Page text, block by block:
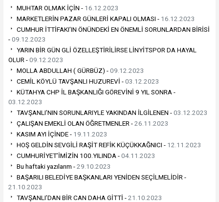
MUHTAR OLMAK İÇİN - 16.12.2023
MARKETLERİN PAZAR GÜNLERİ KAPALI OLMASI - 16.12.2023
CUMHUR İTTİFAKI’IN ÖNÜNDEKİ EN ÖNEMLİ SORUNLARDAN BİRİSİ
-09.12.2023
YARIN BİR GÜN GLİ ÖZELLEŞTİRİLİRSE LİNYİTSPOR DA HAYAL
OLUR -09.12.2023
MOLLA ABDULLAH ( GÜRBÜZ) -09.12.2023
CEMİL KÖYLÜ TAVŞANLI HUZUREVİ -03.12.2023
KÜTAHYA CHP İL BAŞKANLIĞI GÖREVİNİ 9 YIL SONRA -
03.12.2023
TAVŞANLI’NIN SORUNLARIYLE YAKINDAN İLGİLENEN -03.12.2023
ÇALIŞAN EMEKLİ OLAN ÖĞRETMENLER -26.11.2023
KASIM AYI İÇİNDE - 19.11.2023
HOŞ GELDİN SEVGİLİ RAŞİT REFİK KÜÇÜKKAĞNICI - 12.11.2023
CUMHURİYET’İMİZİN 100.YILINDA -04.11.2023
Bu haftaki yazılarım -29.10.2023
BAŞARILI BELEDİYE BAŞKANLARI YENİDEN SEÇİLMELİDİR -
21.10.2023
TAVŞANLI’DAN BİR CAN DAHA GİTTİ -21.10.2023